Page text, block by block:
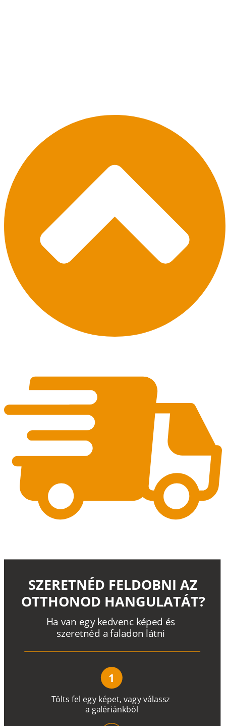
Tölts fel egy képet, vagyválassz
a galériánkból
Ha van egy kedvenc képed és
szeretnéd a faladon látni
SZERETNÉD FELDOBNI AZ
OTTHONOD HANGULATÁT?
1